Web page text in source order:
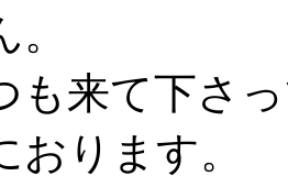
も来て下さ
おります。